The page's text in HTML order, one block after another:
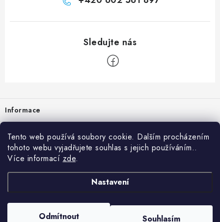
Tento web používá soubory cookie. Dalším procházením
tohoto webu vyjadřujete souhlas s jejich používáním..
Více informací zde.
Nastavení
Odmítnout Souhlasím
Informace
Prodejna
Rady a tipy
vzduchotechnika-ventilace. Všechna práva vyhrazena.